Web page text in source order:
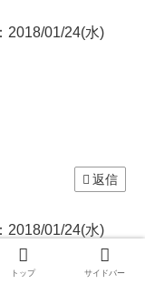
2018/01/24(水)
返信
2018/01/24(水)
後ろだからクソ
トップ サイドバー